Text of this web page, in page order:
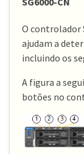
O controlador
ajudam a
incluindo os
A figura a
botões no